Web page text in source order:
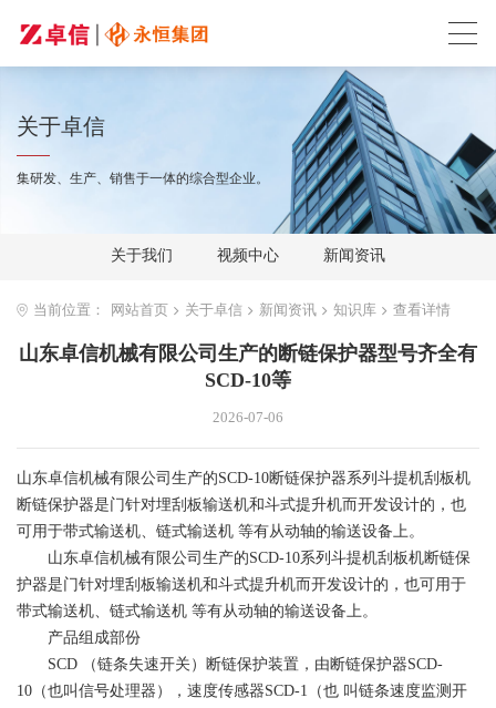
关于卓信
集研发、生产、销售于一体的综合型企业。
关于我们 视频中心 新闻资讯
当前位置： 网站首页 关于卓信 新闻资讯 知识库 查看详情
山东卓信机械有限公司生产的断链保护器型号齐全有
SCD-10等
2026-07-06
山东卓信机械有限公司生产的SCD-10断链保护器系列斗提机刮板机
断链保护器是门针对埋刮板输送机和斗式提升机而开发设计的，也
可用于带式输送机、链式输送机 等有从动轴的输送设备上。
山东卓信机械有限公司生产的SCD-10系列斗提机刮板机断链保
护器是门针对埋刮板输送机和斗式提升机而开发设计的，也可用于
带式输送机、链式输送机 等有从动轴的输送设备上。
产品组成部份
SCD （链条失速开关）断链保护装置，由断链保护器SCD-
10（也叫信号处理器），速度传感器SCD-1（也 叫链条速度监测开